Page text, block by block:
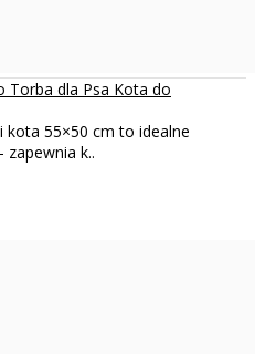
Torba dla Psa Kota do
kota 55×50 cm to idealne
k..